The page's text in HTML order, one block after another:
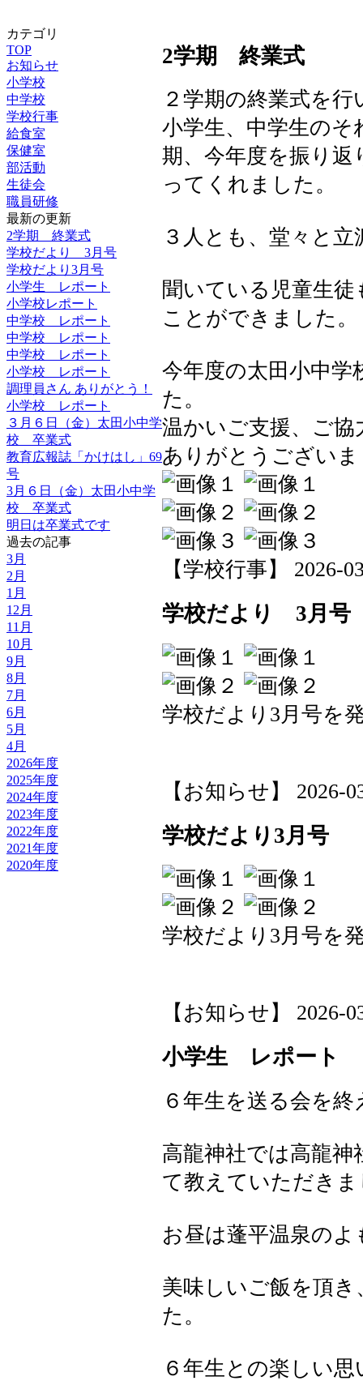
カテゴリ
TOP
お知らせ
小学校
中学校
学校行事
給食室
保健室
部活動
生徒会
職員研修
最新の更新
2学期 終業式
学校だより 3月号
学校だより3月号
小学生 レポート
小学校レポート
中学校 レポート
中学校 レポート
中学校 レポート
小学校 レポート
調理員さん ありがとう！
小学校 レポート
３月６日（金）太田小中学
校 卒業式
教育広報誌「かけはし」69
号
3月６日（金）太田小中学
校 卒業式
明日は卒業式です
過去の記事
3月
2月
1月
12月
11月
10月
9月
8月
7月
6月
5月
4月
2026年度
2025年度
2024年度
2023年度
2022年度
2021年度
2020年度
2学期 終業式
２学期の終業式を
小学生、中学生のそ
期、今年度を振り
ってくれました。
３人とも、堂々と
聞いている児童生
ことができました。
今年度の太田小中
た。
温かいご支援、ご
ありがとうござい
【学校行事】 2026-
学校だより 3月号
学校だより3月号を
【お知らせ】 2026-
学校だより3月号
学校だより3月号を
【お知らせ】 2026-
小学生 レポート
６年生を送る会を
高龍神社では高龍
て教えていただき
お昼は蓬平温泉の
美味しいご飯を頂
た。
６年生との楽しい